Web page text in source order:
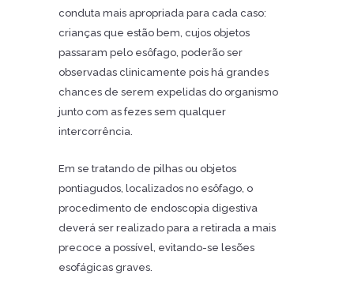
conduta mais apropriada para cada caso:
crianças que estão bem, cujos objetos
passaram pelo esôfago, poderão ser
observadas clinicamente pois há grandes
chances de serem expelidas do organismo
junto com as fezes sem qualquer
intercorrência.
Em se tratando de pilhas ou objetos
pontiagudos, localizados no esôfago, o
procedimento de endoscopia digestiva
deverá ser realizado para a retirada a mais
precoce a possível, evitando-se lesões
esofágicas graves.